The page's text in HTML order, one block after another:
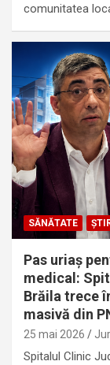
comunitatea
SĂNĂTATE
Pas uriaș
medical:
Brăila trece
masivă din
25 mai 2026
Spitalul Clinic